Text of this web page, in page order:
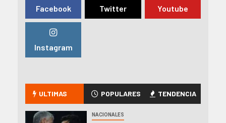
Facebook Twitter Youtube
Instagram
ULTIMAS POPULARES TENDENCIA
NACIONALES